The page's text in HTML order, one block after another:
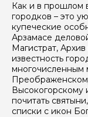
Как и в прошлом
городков – это
купеческие
Арзамасе
Магистрат,
известность
многочисленным
Высокогорскому
почитать
списки с икон